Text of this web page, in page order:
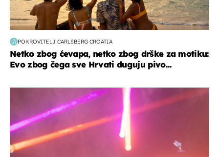
POKROVITELJ CARLSBERG CROATIA
Netko zbog ćevapa, netko zbog drške za motiku:
Evo zbog čega sve Hrvati duguju pivo...